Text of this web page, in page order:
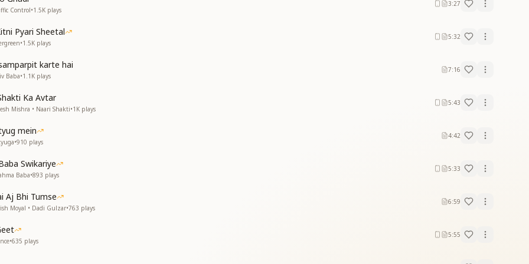
पग पर भरमाए
पग पर भरमाए
हसकर गले लगाए
Control•1.5K plays
3:27
Pyari Sheetal
•1.5K plays
5:32
karte hai
Baba•1.1K plays
7:16
Ka Avtar
Mishra • Naari Shakti•1K plays
5:43
mein
•910 plays
4:42
Swikariye
Baba•893 plays
5:33
Aj Bhi Tumse
Moyal • Dadi Gulzar•763 plays
6:59
•635 plays
5:55